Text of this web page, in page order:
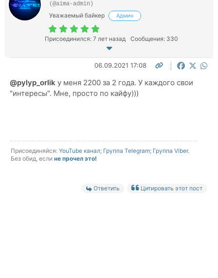
(@aima-admin)
Уважаемый байкер Админ
Присоединился: 7 лет назад Сообщения: 330
06.09.2021 17:08
@pylyp_orlik у меня 2200 за 2 года. У каждого свои
"интересы". Мне, просто по кайфу)))
Присоединяйся: YouTube канал; Группа Telegram; Группа Viber.
Без обид, если не прочел это!
Ответить Цитировать этот пост